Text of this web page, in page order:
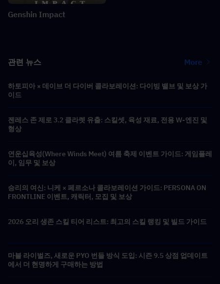
Genshin Impact
관련 뉴스 More
하토피아 × 데이브 더 다이버 콜라보레이션: 다이빙 밸브 및 보상 가
이드
젠레스 존 제로 3.2 클라렛 유출: 스킬셋, 육성 재료, 전용 W-엔진 및
형상
연운십육성(Where Winds Meet) 여름 축제 이벤트 가이드: 게임플레
이, 임무 및 보상
승리의 여신: 니케 × 페르소나 콜라보레이션 가이드: PERSONA ON
FRONTLINE 이벤트, 캐릭터, 모집 및 보상
2026 오리 생존 스킬 티어 리스트: 최고의 스킬 랭킹 및 빌드 가이드
마블 라이벌즈, 새로운 PYO 번들 방식 도입: 시즌 9.5 상점 업데이트
에서 더 현명하게 구매하는 방법